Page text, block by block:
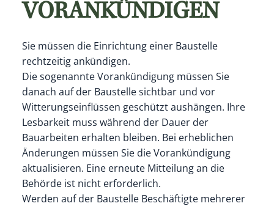
VORANKÜNDIGEN
Sie müssen die Einrichtung einer Baustelle
rechtzeitig ankündigen.
Die sogenannte Vorankündigung müssen Sie
danach auf der Baustelle sichtbar und vor
Witterungseinflüssen geschützt aushängen. Ihre
Lesbarkeit muss während der Dauer der
Bauarbeiten erhalten bleiben. Bei erheblichen
Änderungen müssen Sie die Vorankündigung
aktualisieren. Eine erneute Mitteilung an die
Behörde ist nicht erforderlich.
Werden auf der Baustelle Beschäftigte mehrerer